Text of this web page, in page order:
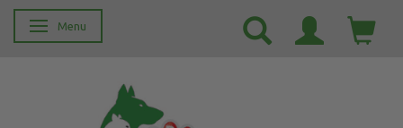
Skifte navigation
Menu